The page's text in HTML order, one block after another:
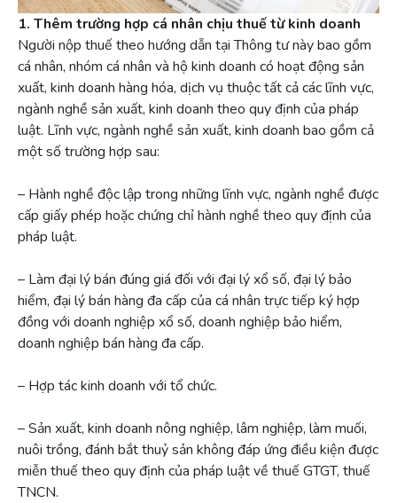
1. Thêm trường hợp cá nhân chịu thuế từ kinh doanh
Người nộp thuế theo hướng dẫn tại Thông tư này bao gồm
cá nhân, nhóm cá nhân và hộ kinh doanh có hoạt động sản
xuất, kinh doanh hàng hóa, dịch vụ thuộc tất cả các lĩnh vực,
ngành nghề sản xuất, kinh doanh theo quy định của pháp
luật. Lĩnh vực, ngành nghề sản xuất, kinh doanh bao gồm cả
một số trường hợp sau:
– Hành nghề độc lập trong những lĩnh vực, ngành nghề được
cấp giấy phép hoặc chứng chỉ hành nghề theo quy định của
pháp luật.
– Làm đại lý bán đúng giá đối với đại lý xổ số, đại lý bảo
hiểm, đại lý bán hàng đa cấp của cá nhân trực tiếp ký hợp
đồng với doanh nghiệp xổ số, doanh nghiệp bảo hiểm,
doanh nghiệp bán hàng đa cấp.
– Hợp tác kinh doanh với tổ chức.
– Sản xuất, kinh doanh nông nghiệp, lâm nghiệp, làm muối,
nuôi trồng, đánh bắt thuỷ sản không đáp ứng điều kiện được
miễn thuế theo quy định của pháp luật về thuế GTGT, thuế
TNCN.